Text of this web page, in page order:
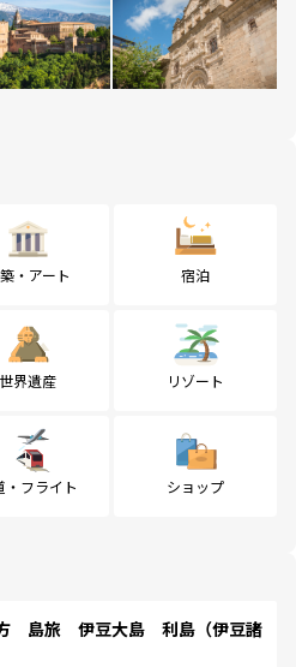
・アート 宿泊
世界遺産 リゾート
・フライト ショップ
島旅 伊豆大島 利島（伊豆諸